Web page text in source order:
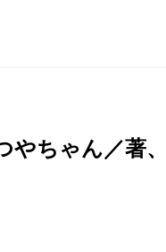
やちゃん／著